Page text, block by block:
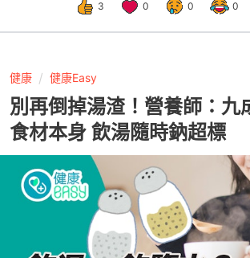
3 0 0 0
健康 健康Easy
別再倒掉湯渣！營養師：九
食材本身 飲湯隨時鈉超標